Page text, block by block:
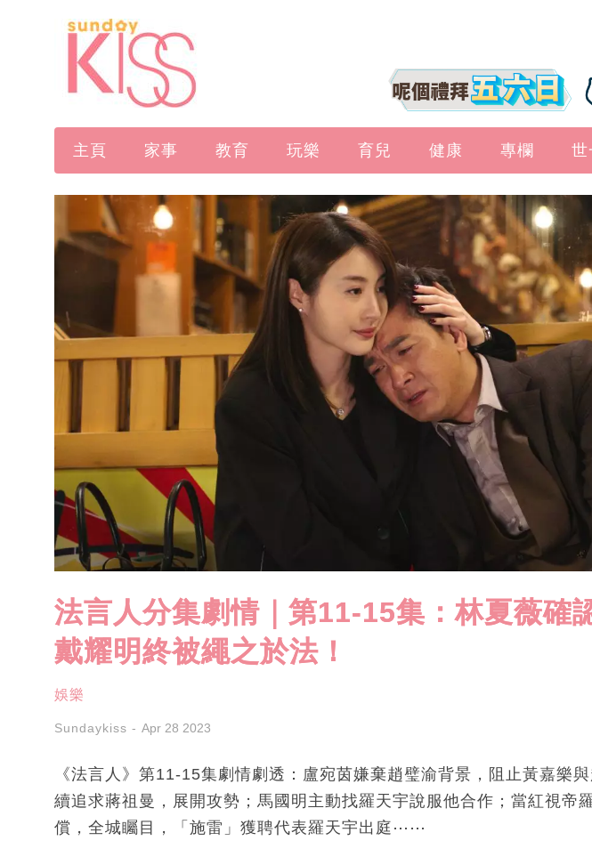
主頁 家事 教育 玩樂 育兒 健康 專欄 世
法言人分集劇情｜第11-15集：林夏薇確
戴耀明終被繩之於法！
娛樂
Sundaykiss Apr 28 2023
《法言人》第11-15集劇情劇透：盧宛茵嫌棄趙璧渝背景，阻止黃嘉樂
續追求蔣祖曼，展開攻勢；馬國明主動找羅天宇說服他合作；當紅視帝
償，全城矚目，「施雷」獲聘代表羅天宇出庭⋯⋯